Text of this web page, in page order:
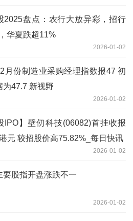
2025盘点：农行大放异彩，招行
华夏跌超11%
2026-01-02
月份制造业采购经理指数报47 初
为47.7 新视野
2026-01-02
IPO】壁仞科技(06082)首挂收报
元 较招股价高75.82%_每日快讯
2026-01-02
要股指开盘涨跌不一
2026-01-02